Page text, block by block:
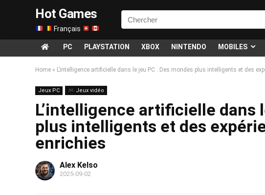
Hot Games
Français
PC PLAYSTATION XBOX NINTENDO MOBILES
Home » L’intelligence artificielle dans le jeu PC : Des mondes plus intelligents et des
Jeux PC Jeux vidéo
L’intelligence artificielle dans
plus intelligents et des
enrichies
Alex Kelso
2025-09-02